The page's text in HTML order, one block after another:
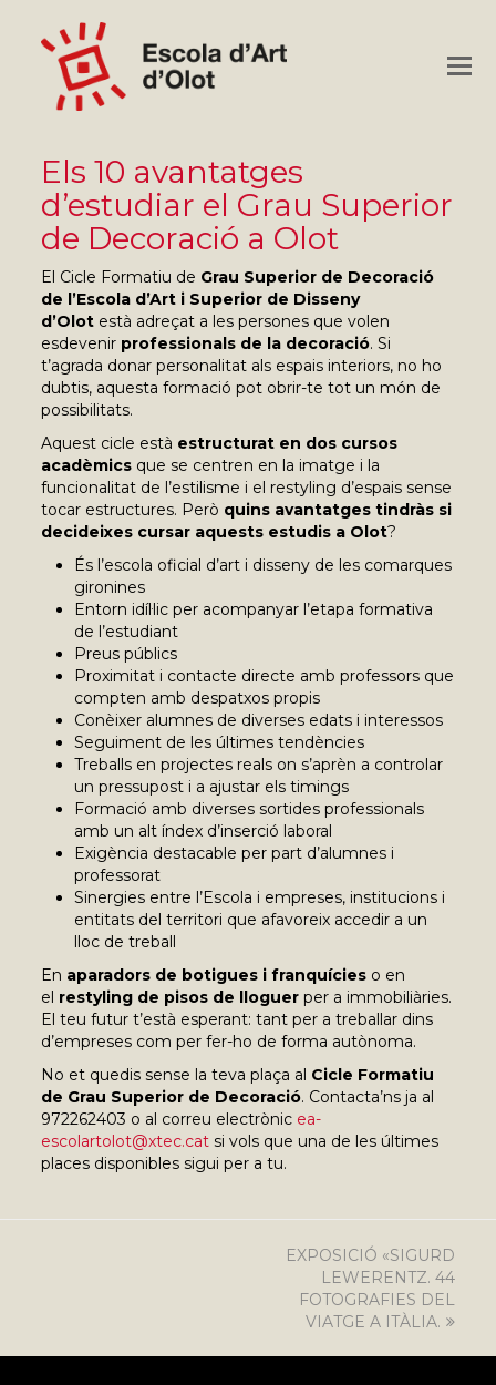
Els 10 avantatges
d’estudiar el Grau Superior
de Decoració a Olot
El Cicle Formatiu de Grau Superior de Decoració
de l’Escola d’Art i Superior de Disseny
d’Olot està adreçat a les persones que volen
esdevenir professionals de la decoració. Si
t’agrada donar personalitat als espais interiors, no ho
dubtis, aquesta formació pot obrir-te tot un món de
possibilitats.
Aquest cicle està estructurat en dos cursos
acadèmics que se centren en la imatge i la
funcionalitat de l’estilisme i el restyling d’espais sense
tocar estructures. Però quins avantatges tindràs si
decideixes cursar aquests estudis a Olot?
És l’escola oficial d’art i disseny de les comarques
gironines
Entorn idíl·lic per acompanyar l’etapa formativa
de l’estudiant
Preus públics
Proximitat i contacte directe amb professors que
compten amb despatxos propis
Conèixer alumnes de diverses edats i interessos
Seguiment de les últimes tendències
Treballs en projectes reals on s’aprèn a controlar
un pressupost i a ajustar els timings
Formació amb diverses sortides professionals
amb un alt índex d’inserció laboral
Exigència destacable per part d’alumnes i
professorat
Sinergies entre l’Escola i empreses, institucions i
entitats del territori que afavoreix accedir a un
lloc de treball
En aparadors de botigues i franquícies o en
el restyling de pisos de lloguerper a immobiliàries.
El teu futur t’està esperant: tant per a treballar dins
d’empreses com per fer-ho de forma autònoma.
No et quedis sense la teva plaça al Cicle Formatiu
de Grau Superior de Decoració. Contacta’ns ja al
972262403 o al correu electrònic ea-
escolartolot@xtec.cat si vols que una de les últimes
places disponibles sigui per a tu.
next
post:
EXPOSICIÓ «SIGURD
LEWERENTZ. 44
FOTOGRAFIES DEL
VIATGE A ITÀLIA.